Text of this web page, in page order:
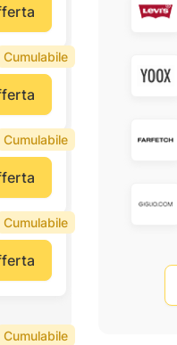
Cumulabile
Cumulabile
Cumulabile
Cumulabile